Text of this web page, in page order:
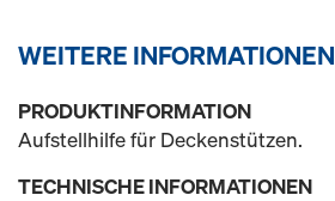
WEITERE INFORMATIONEN
PRODUKTINFORMATION
Aufstellhilfe für Deckenstützen.
TECHNISCHE INFORMATIONEN